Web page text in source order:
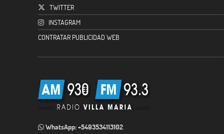
TWITTER
INSTAGRAM
CONTRATAR PUBLICIDAD WEB
WhatsApp: +5493534113102